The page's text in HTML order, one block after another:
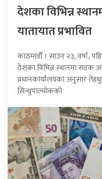
देशका विभिन्न
यातायात प्रभावित
काठमाडौँ । साउन २३, वर्षा,
देशका विभिन्न स्थानमा सडक
प्रधानकार्यालयका अनुसार
सिन्धुपाल्चोकको